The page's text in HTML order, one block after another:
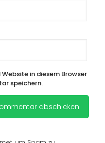
in diesem Browser
speichern.